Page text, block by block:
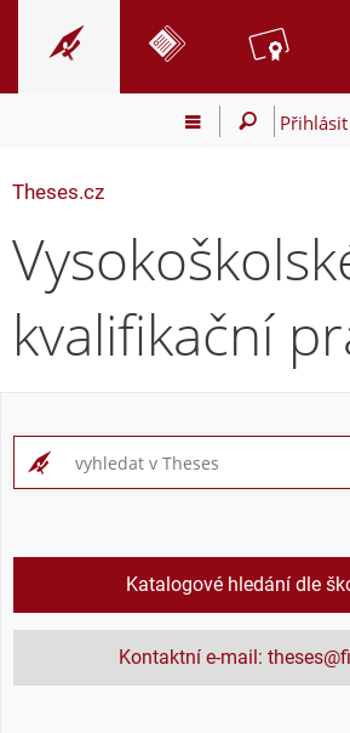
Theses.cz
kvalifikační
Katalogové hledání dle
Kontaktní e-mail: